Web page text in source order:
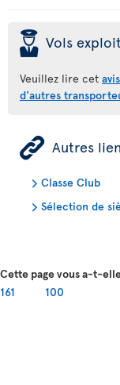
þ Vols
Veuillez lire cet
d'autres
ÿ Autres
Classe Club
Sélection de
Cette page vous a-t-
161
100